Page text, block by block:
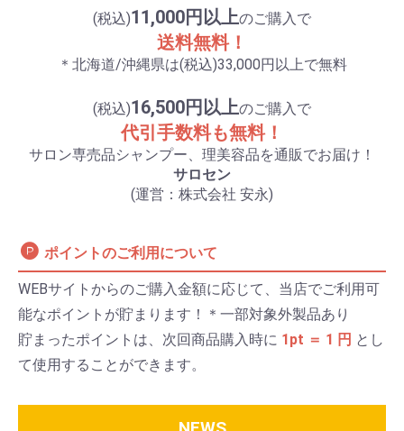
(税込)11,000円以上のご購入で
送料無料！
＊北海道/沖縄県は(税込)33,000円以上で無料
(税込)16,500円以上のご購入で
代引手数料も無料！
サロン専売品シャンプー、理美容品を通販でお届け！
サロセン
(運営：株式会社 安永)
ポイントのご利用について
WEBサイトからのご購入金額に応じて、当店でご利用可
能なポイントが貯まります！＊一部対象外製品あり
貯まったポイントは、次回商品購入時に 1pt ＝ 1 円 とし
て使用することができます。